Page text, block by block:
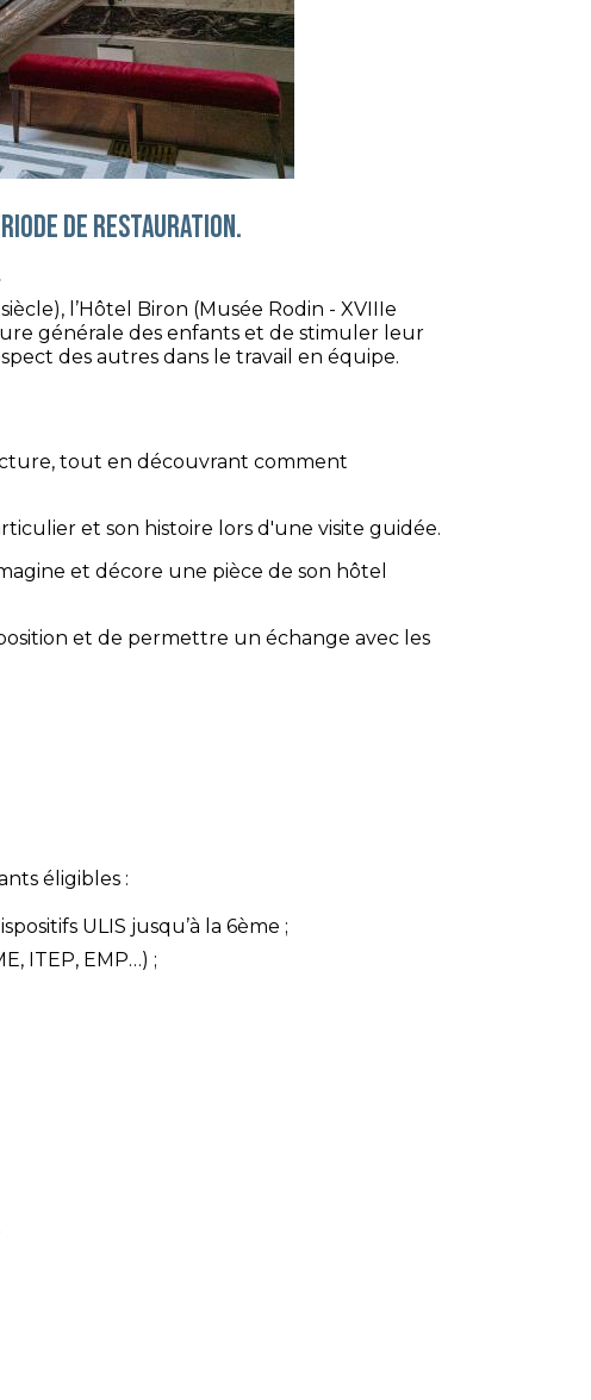
DE RESTAURATION.
l’Hôtel Biron (Musée Rodin - XVIIIe
générale des enfants et de stimuler leur
des autres dans le travail en équipe.
tout en découvrant comment
et son histoire lors d'une visite guidée.
et décore une pièce de son hôtel
et de permettre un échange avec les
éligibles :
ULIS jusqu’à la 6ème ;
ITEP, EMP…) ;